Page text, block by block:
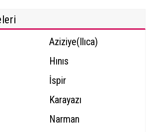
Aziziye(Ilıca)
Hınıs
İspir
Karayazı
Narman